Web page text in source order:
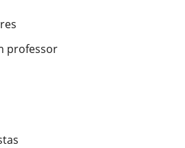
professor